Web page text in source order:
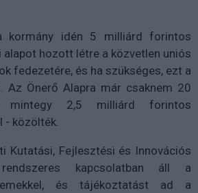
kormány idén 5 milliárd forintos
hozott létre a közvetlen uniós
fedezetére, és ha szükséges, ezt a
Az Önerő Alapra már csaknem 20
mintegy 2,5 milliárd forintos
- közölték.
Kutatási, Fejlesztési és Innovációs
kapcsolatban áll a
és tájékoztatást ad a